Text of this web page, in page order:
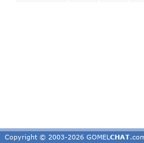
Copyright © 2003-2026 GOMEL CHAT